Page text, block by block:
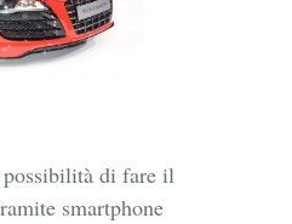
di fare il
smartphone